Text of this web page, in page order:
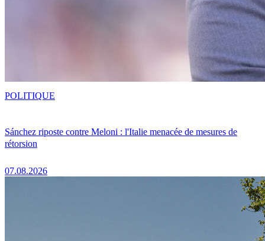
Sánchez riposte contre Meloni : l'Italie menacée de mesures de
rétorsion
07.08.2026
POLITIQUE